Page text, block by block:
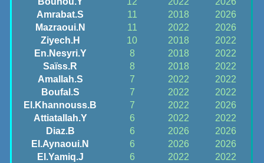
Amrabat.S
11 2018
2026
Mazraoui.N
11 2022
2026
Ziyech.H
10 2018
2022
En.Nesyri.Y
8 2018
2022
Saïss.R
8 2018
2022
Amallah.S
7 2022
2022
Boufal.S
7 2022
2022
El.Khannouss.B
7 2022
2026
Attiatallah.Y
6 2022
2022
Diaz.B
6 2026
2026
El.Aynaoui.N
6 2026
2026
El.Yamiq.J
6 2022
2022